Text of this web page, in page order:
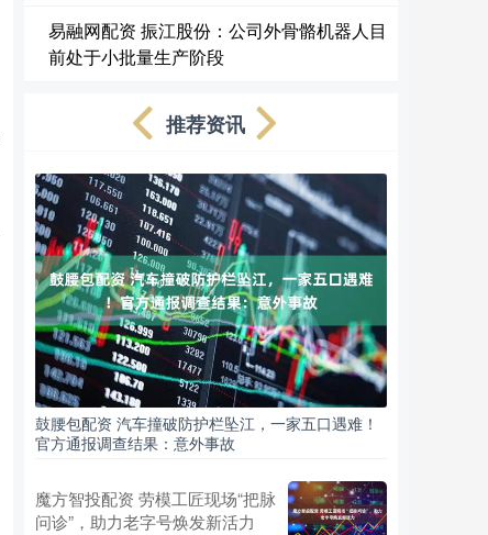
易融网配资 振江股份：公司外骨骼机器人目
前处于小批量生产阶段
推荐资讯
鼓腰包配资 汽车撞破防护栏坠江，一家五口遇难！
官方通报调查结果：意外事故
魔方智投配资 劳模工匠现场“把脉
问诊”，助力老字号焕发新活力